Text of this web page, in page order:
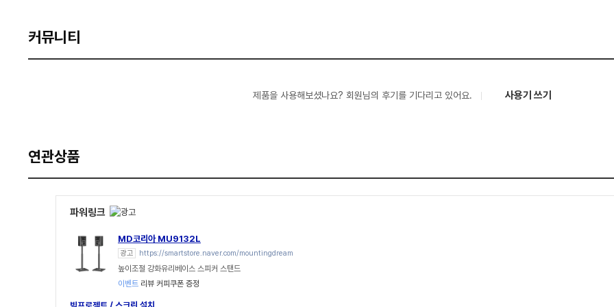
커뮤니티
제품을 사용해보셨나요? 회원님의 후기를 기다리고 있어요. 사용기 쓰기
연관상품
파워링크
MD코리아 MU9132L
광고 https://smartstore.naver.com/mountingdream
높이조절 강화유리베이스 스피커 스탠드
이벤트 리뷰 커피쿠폰 증정